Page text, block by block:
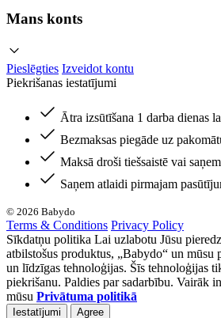
Mans konts
Pieslēgties Izveidot kontu
Piekrišanas iestatījumi
Ātra izsūtīšana 1 darba dienas
Bezmaksas piegāde uz
Maksā droši tiešsaistē vai
Saņem atlaidi pirmajam
© 2026 Babydo
Terms & Conditions Privacy Policy
Sīkdatņu politika Lai uzlabotu Jūsu
atbilstošus produktus, „Babydo“ un mūsu
un līdzīgas tehnoloģijas. Šīs tehnoloģijas
piekrišanu. Paldies par sadarbību. Vairāk
mūsu Privātuma politikā
Iestatījumi Agree